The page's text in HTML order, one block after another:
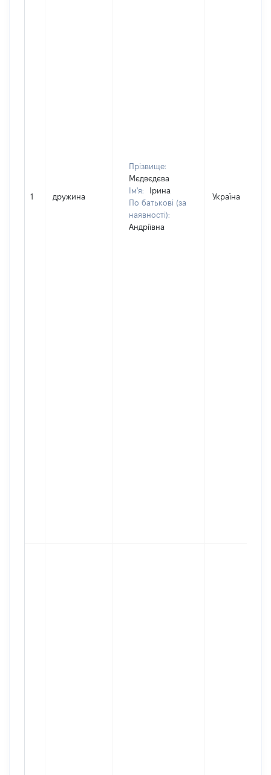
1 дружина
Прізвище:
Мєдвєдєва
Ім'я:
Ірина
По батькові (за
наявності):
Андріївна
Україна